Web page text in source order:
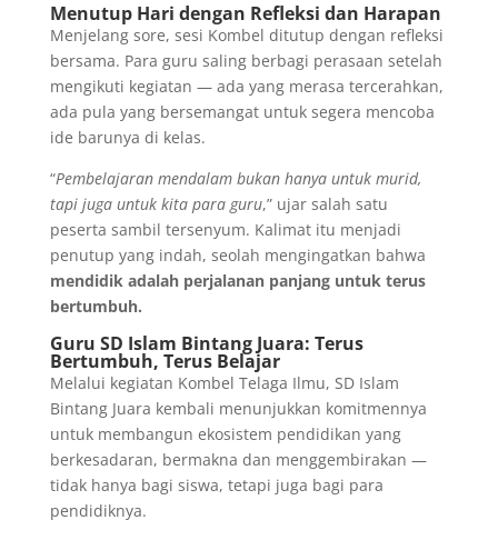
Menutup Hari dengan Refleksi dan Harapan
Menjelang sore, sesi Kombel ditutup dengan refleksi
bersama. Para guru saling berbagi perasaan setelah
mengikuti kegiatan — ada yang merasa tercerahkan,
ada pula yang bersemangat untuk segera mencoba
ide barunya di kelas.
“Pembelajaran mendalam bukan hanya untuk murid,
tapi juga untuk kita para guru,” ujar salah satu
peserta sambil tersenyum. Kalimat itu menjadi
penutup yang indah, seolah mengingatkan bahwa
mendidik adalah perjalanan panjang untuk terus
bertumbuh.
Guru SD Islam Bintang Juara: Terus
Bertumbuh, Terus Belajar
Melalui kegiatan Kombel Telaga Ilmu, SD Islam
Bintang Juara kembali menunjukkan komitmennya
untuk membangun ekosistem pendidikan yang
berkesadaran, bermakna dan menggembirakan —
tidak hanya bagi siswa, tetapi juga bagi para
pendidiknya.